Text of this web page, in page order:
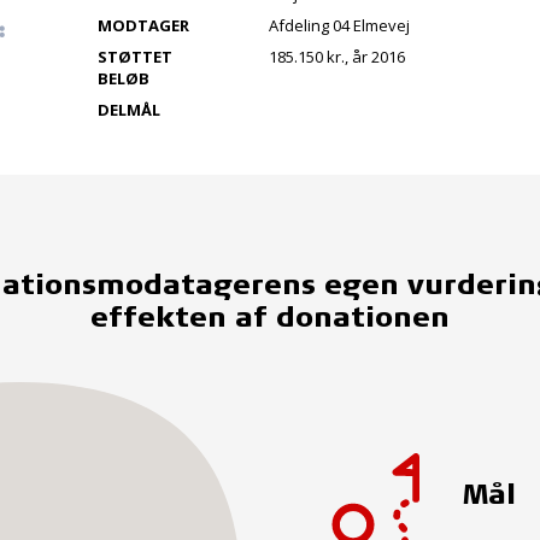
MODTAGER
Afdeling 04 Elmevej
STØTTET
BELØB
185.150 kr., år 2016
DELMÅL
egen
effekten af donationen
Mål